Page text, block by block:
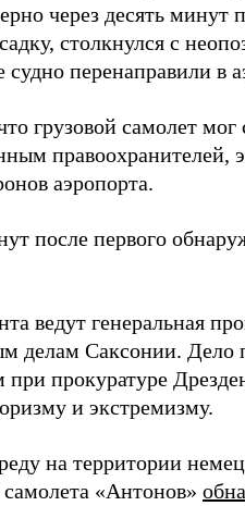
через десять минут
столкнулся с
перенаправили в
грузовой самолет
правоохранителей,
аэропорта.
после первого
ведут генеральная
делам Саксонии. Дело
при прокуратуре
и экстремизму.
на территории
самолета «Антонов»